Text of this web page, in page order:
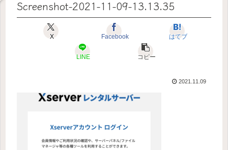
Screenshot-2021-11-09-13.13.35
X Facebook はてブ
LINE コピー
2021.11.09